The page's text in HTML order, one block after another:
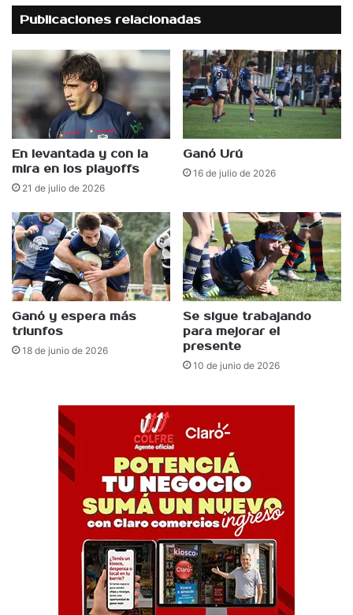
Publicaciones relacionadas
En levantada y con la
mira en los playoffs
21 de julio de 2026
Ganó Urú
16 de julio de 2026
Ganó y espera más
triunfos
18 de junio de 2026
Se sigue trabajando
para mejorar el
presente
10 de junio de 2026